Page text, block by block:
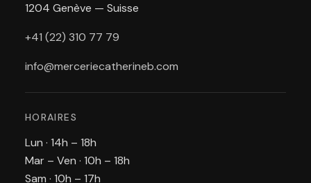
1204 Genève — Suisse
+41 (22) 310 77 79
info@merceriecatherineb.com
HORAIRES
Lun · 14h – 18h
Mar – Ven · 10h – 18h
Sam · 10h – 17h